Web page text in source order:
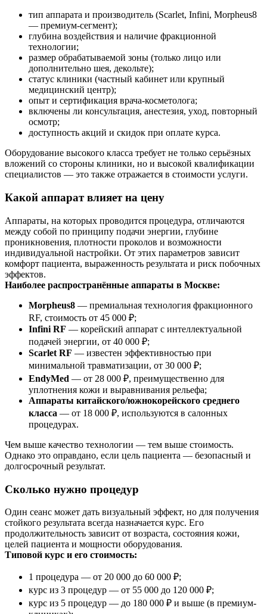
тип аппарата и производитель (Scarlet, Infini, Morpheus8
— премиум-сегмент);
глубина воздействия и наличие фракционной
технологии;
размер обрабатываемой зоны (только лицо или
дополнительно шея, декольте);
статус клиники (частный кабинет или крупный
медицинский центр);
опыт и сертификация врача-косметолога;
включены ли консультация, анестезия, уход, повторный
осмотр;
доступность акций и скидок при оплате курса.
Оборудование высокого класса требует не только серьёзных
вложений со стороны клиники, но и высокой квалификации
специалистов — это также отражается в стоимости услуги.
Какой аппарат влияет на цену
Аппараты, на которых проводится процедура, отличаются
между собой по принципу подачи энергии, глубине
проникновения, плотности проколов и возможности
индивидуальной настройки. От этих параметров зависит
комфорт пациента, выраженность результата и риск побочных
эффектов.
Наиболее распространённые аппараты в Москве:
Morpheus8 — премиальная технология фракционного
RF, стоимость от 45 000 ₽;
Infini RF — корейский аппарат с интеллектуальной
подачей энергии, от 40 000 ₽;
Scarlet RF — известен эффективностью при
минимальной травматизации, от 30 000 ₽;
EndyMed — от 28 000 ₽, преимущественно для
уплотнения кожи и выравнивания рельефа;
Аппараты китайского/южнокорейского среднего
класса — от 18 000 ₽, используются в салонных
процедурах.
Чем выше качество технологии — тем выше стоимость.
Однако это оправдано, если цель пациента — безопасный и
долгосрочный результат.
Сколько нужно процедур
Один сеанс может дать визуальный эффект, но для получения
стойкого результата всегда назначается курс. Его
продолжительность зависит от возраста, состояния кожи,
целей пациента и мощности оборудования.
Типовой курс и его стоимость:
1 процедура — от 20 000 до 60 000 ₽;
курс из 3 процедур — от 55 000 до 120 000 ₽;
курс из 5 процедур — до 180 000 ₽ и выше (в премиум-